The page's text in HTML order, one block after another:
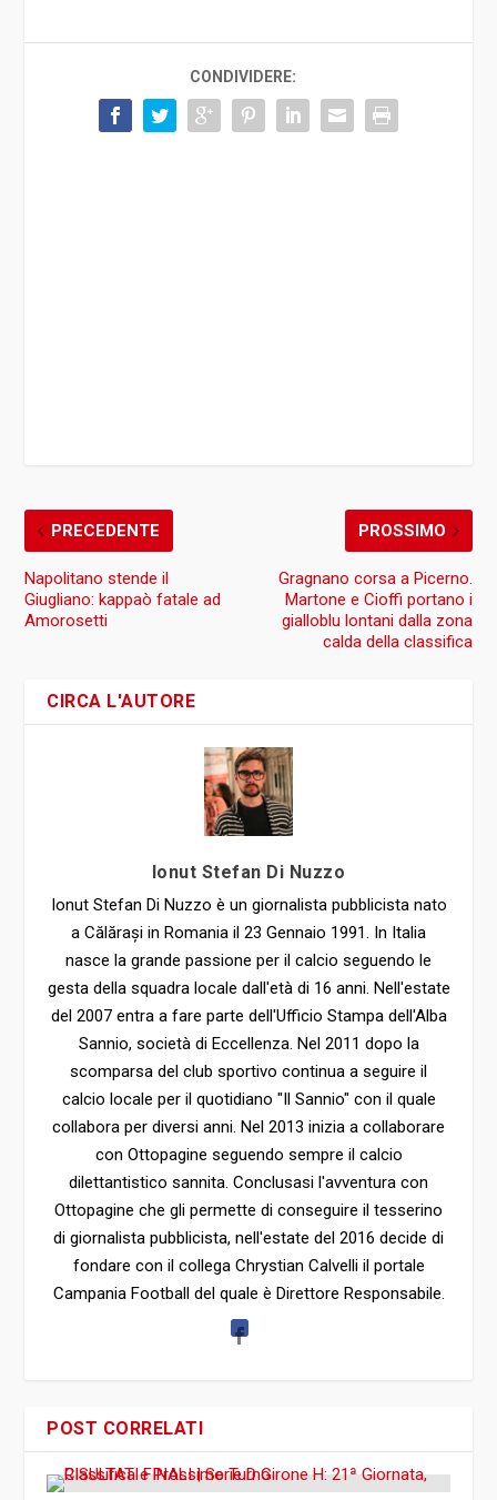
CONDIVIDERE:
PRECEDENTE
Napolitano stende il
Giugliano: kappaò fatale ad
Amorosetti
PROSSIMO
Gragnano corsa a Picerno.
Martone e Cioffi portano i
gialloblu lontani dalla zona
calda della classifica
CIRCA L'AUTORE
Ionut Stefan Di Nuzzo
Ionut Stefan Di Nuzzo è un giornalista pubblicista nato
a Călărași in Romania il 23 Gennaio 1991. In Italia
nasce la grande passione per il calcio seguendo le
gesta della squadra locale dall'età di 16 anni. Nell'estate
del 2007 entra a fare parte dell'Ufficio Stampa dell'Alba
Sannio, società di Eccellenza. Nel 2011 dopo la
scomparsa del club sportivo continua a seguire il
calcio locale per il quotidiano "Il Sannio" con il quale
collabora per diversi anni. Nel 2013 inizia a collaborare
con Ottopagine seguendo sempre il calcio
dilettantistico sannita. Conclusasi l'avventura con
Ottopagine che gli permette di conseguire il tesserino
di giornalista pubblicista, nell'estate del 2016 decide di
fondare con il collega Chrystian Calvelli il portale
Campania Football del quale è Direttore Responsabile.
POST CORRELATI